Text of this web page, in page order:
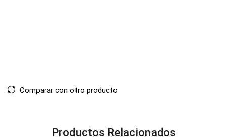
Comparar con otro producto
Productos Relacionados